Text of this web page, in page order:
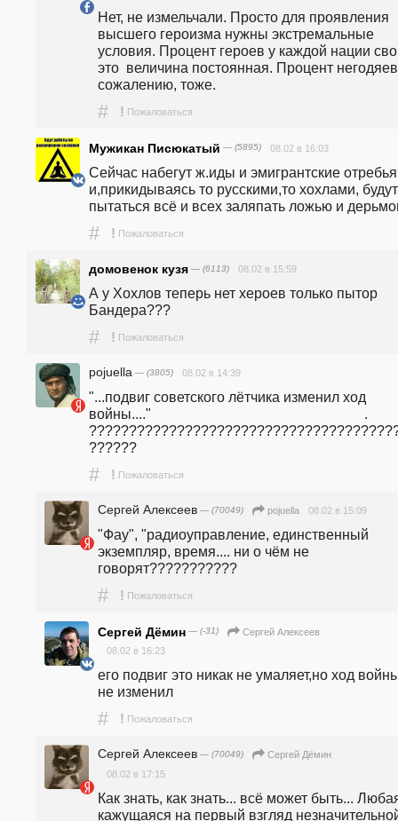
Нет, не измельчали. Просто для проявления
высшего героизма нужны экстремальные
условия. Процент героев у каждой нации
это  величина постоянная. Процент
сожалению, тоже.
# ! Пожаловаться
Мужикан Писюкатый — (5895) 08.02 в 16:03
Сейчас набегут ж.иды и эмигрантские отребья
и,прикидываясь то русскими,то хохлами, будут
пытаться всё и всех заляпать ложью и
# ! Пожаловаться
домовенок кузя — (6113) 08.02 в 15:59
А у Хохлов теперь нет хероев только пытор
Бандера???
# ! Пожаловаться
pojuella — (3805) 08.02 в 14:39
"...подвиг советского лётчика изменил ход
войны...."                                                            .
??????
# ! Пожаловаться
Сергей Алексеев — (70049) pojuella 08.02 в 15:09
"Фау", "радиоуправление, единственный
экземпляр, время.... ни о чём не
говорят???????????
# ! Пожаловаться
Сергей Дёмин — (-31)
Сергей Алексеев
08.02 в 16:23
его подвиг это никак не умаляет,но ход
не изменил
# ! Пожаловаться
Сергей Алексеев — (70049)
Сергей Дёмин
08.02 в 17:15
Как знать, как знать... всё может быть...
кажущаяся на первый взгляд